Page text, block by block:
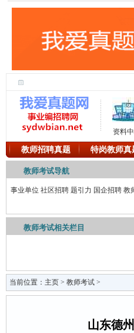
资料
教师招聘真题 特岗教师真
教师考试导航
事业单位 社区招聘 题引力 国企招聘 教
教师考试相关栏目
当前位置： 主页 > 教师考试 >
山东德